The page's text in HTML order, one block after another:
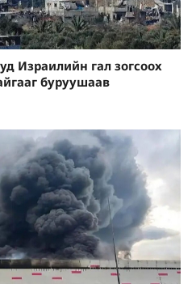
Израилийн гал зогсоох
буруушаав